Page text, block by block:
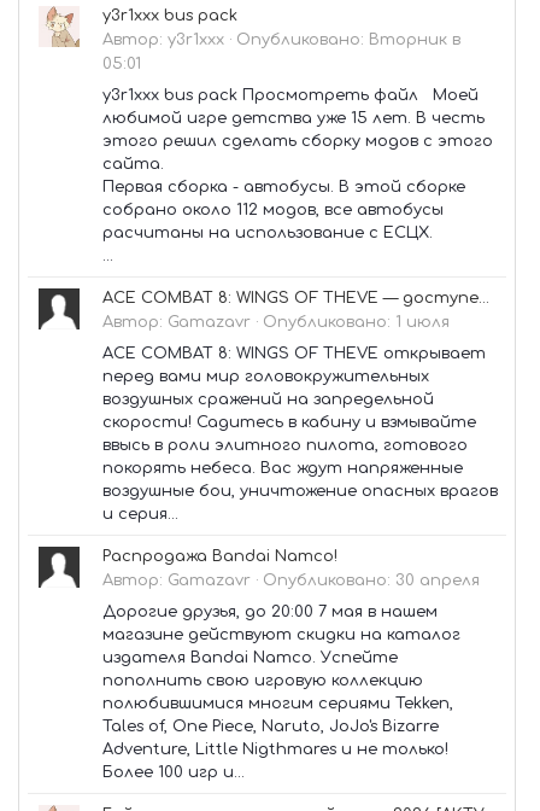
y3r1xxx bus pack
Автор: y3r1xxx · Опубликовано: Вторник в
05:01
y3r1xxx bus pack Просмотреть файл Моей
любимой игре детства уже 15 лет. В честь
этого решил сделать сборку модов с этого
сайта.
Первая сборка - автобусы. В этой сборке
собрано около 112 модов, все автобусы
расчитаны на использование с ЕСЦХ.
...
ACE COMBAT 8: WINGS OF THEVE — доступен предзаказ!
Автор: Gamazavr · Опубликовано: 1 июля
ACE COMBAT 8: WINGS OF THEVE открывает
перед вами мир головокружительных
воздушных сражений на запредельной
скорости! Садитесь в кабину и взмывайте
ввысь в роли элитного пилота, готового
покорять небеса. Вас ждут напряженные
воздушные бои, уничтожение опасных врагов
и серия...
Распродажа Bandai Namco!
Автор: Gamazavr · Опубликовано: 30 апреля
Дорогие друзья, до 20:00 7 мая в нашем
магазине действуют скидки на каталог
издателя Bandai Namco. Успейте
пополнить свою игровую коллекцию
полюбившимися многим сериями Tekken,
Tales of, One Piece, Naruto, JoJo's Bizarre
Adventure, Little Nigthmares и не только!
Более 100 игр и...